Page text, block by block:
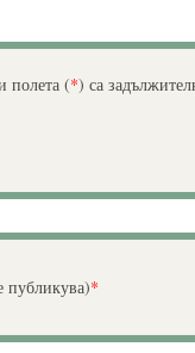
полета (*) са
публикува)*